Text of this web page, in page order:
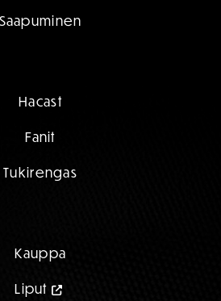
Saapuminen
Hacast
Fanit
Tukirengas
Kauppa
Liput